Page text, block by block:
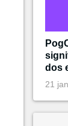
dos
21